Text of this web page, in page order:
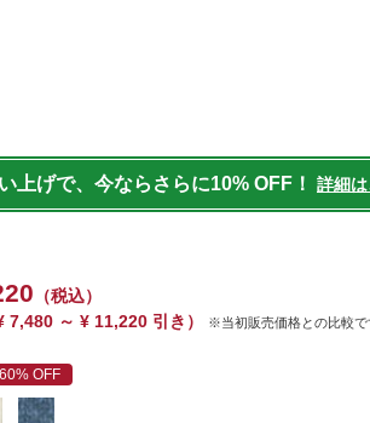
上げで、今ならさらに10% OFF！ 詳細
（税込）
7,480 ～ ¥ 11,220 引き）
※当初販売価格との比較で
OFF